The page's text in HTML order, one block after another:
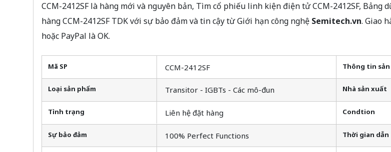
CCM-2412SF là hàng mới và nguyên bản, Tìm cổ phiếu linh kiện điện tử CCM-2412SF, Bảng
hàng CCM-2412SF TDK với sự bảo đảm và tin cậy từ Giới hạn công nghệ Semitech.vn. Giao
hoặc PayPal là OK.
Mã SP CCM-2412SF Thông tin sản
Loại sản phẩm Transitor - IGBTs - Các mô-đun Nhà sản xuất
Tình trạng Liên hệ đặt hàng Condtion
Sự bảo đảm 100% Perfect Functions Thời gian dẫn